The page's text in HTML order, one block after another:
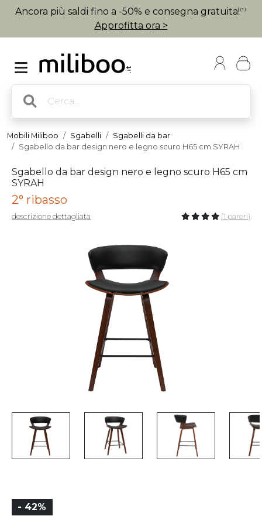
Ancora più saldi fino a -50% e consegna gratuita! (1)
Approfitta ora >
Mobili Miliboo Sgabelli
Sgabelli da bar
Sgabello da bar design nero e legno scuro H65 cm SYRAH
Sgabello da bar design nero e legno scuro H65 cm
SYRAH
2° ribasso
descrizione dettagliata (1 pareri)
- 42%